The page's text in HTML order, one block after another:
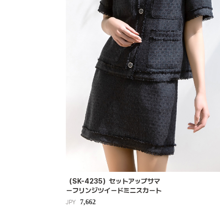
（SK-4235）セットアップサマ
ーフリンジツイードミニスカート
JPY 7,662